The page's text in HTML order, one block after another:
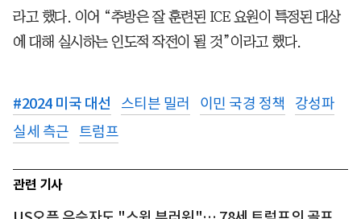
라고 했다. 이어 “추방은 잘 훈련된 ICE 요원이 특정된 대상
에 대해 실시하는 인도적 작전이 될 것”이라고 했다.
#2024 미국 대선 스티븐 밀러 이민 국경 정책
강성파
실세 측근
트럼프
관련 기사